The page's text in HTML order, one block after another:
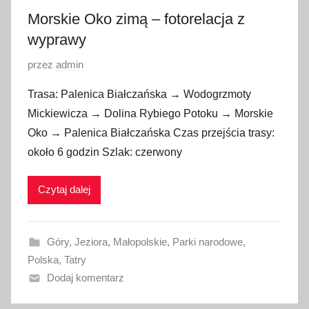
0
Morskie Oko zimą – fotorelacja z
wyprawy
O
u
b
l
i
w
n
o
2
przez admin
Trasa: Palenica Białczańska → Wodogrzmoty
Mickiewicza → Dolina Rybiego Potoku → Morskie
Oko → Palenica Białczańska Czas przejścia trasy:
około 6 godzin Szlak: czerwony
Czytaj dalej
Góry, Jeziora, Małopolskie, Parki narodowe,
Polska, Tatry
Dodaj komentarz